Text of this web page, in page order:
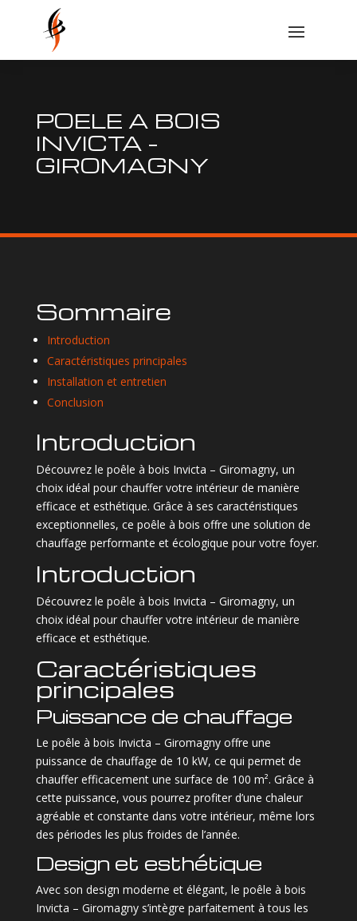
POELE A BOIS
INVICTA –
GIROMAGNY
Sommaire
Introduction
Caractéristiques principales
Installation et entretien
Conclusion
Introduction
Découvrez le poêle à bois Invicta – Giromagny, un
choix idéal pour chauffer votre intérieur de manière
efficace et esthétique. Grâce à ses caractéristiques
exceptionnelles, ce poêle à bois offre une solution de
chauffage performante et écologique pour votre foyer.
Introduction
Découvrez le poêle à bois Invicta – Giromagny, un
choix idéal pour chauffer votre intérieur de manière
efficace et esthétique.
Caractéristiques
principales
Puissance de chauffage
Le poêle à bois Invicta – Giromagny offre une
puissance de chauffage de 10 kW, ce qui permet de
chauffer efficacement une surface de 100 m². Grâce à
cette puissance, vous pourrez profiter d’une chaleur
agréable et constante dans votre intérieur, même lors
des périodes les plus froides de l’année.
Design et esthétique
Avec son design moderne et élégant, le poêle à bois
Invicta – Giromagny s’intègre parfaitement à tous les